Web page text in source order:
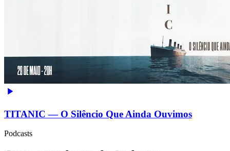
TITANIC — O Silêncio Que Ainda Ouvimos
Podcasts